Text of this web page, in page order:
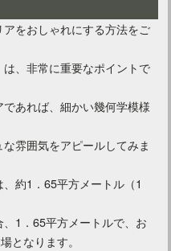
をおしゃれにする方法をご
、非常に重要なポイントで
あれば、細かい幾何学模様
雰囲気をアピールしてみま
約1．65平方メートル（1
1．65平方メートルで、お
となります。